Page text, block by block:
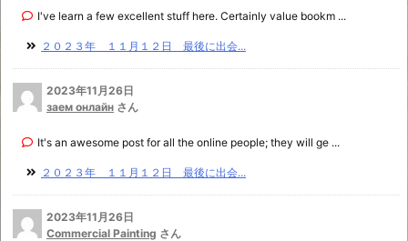
I've learn a few excellent stuff here. Certainly value bookm ...
２０２３年 １１月１２日 最後に出会...
2023年11月26日
заем онлайн さん
It's an awesome post for all the online people; they will ge ...
２０２３年 １１月１２日 最後に出会...
2023年11月26日
Commercial Painting さん